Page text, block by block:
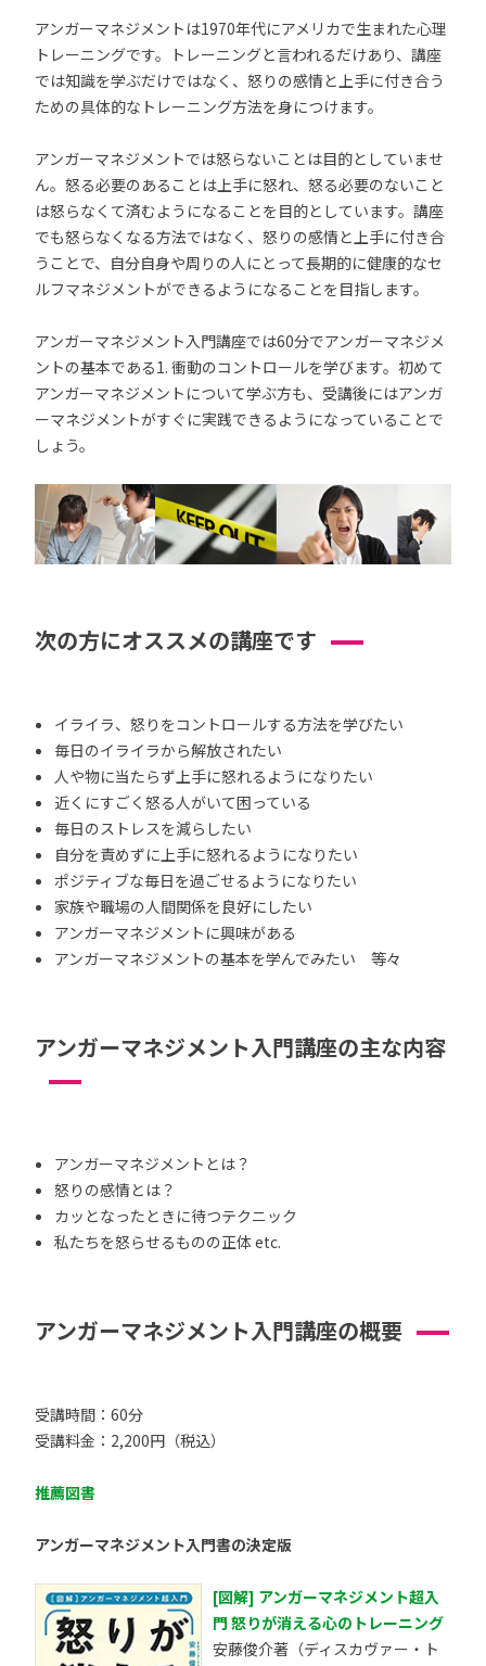
アンガーマネジメントは1970年代にアメリカで生まれた心理
トレーニングです。トレーニングと言われるだけあり、講座
では知識を学ぶだけではなく、怒りの感情と上手に付き合う
ための具体的なトレーニング方法を身につけます。
アンガーマネジメントでは怒らないことは目的としていませ
ん。怒る必要のあることは上手に怒れ、怒る必要のないこと
は怒らなくて済むようになることを目的としています。講座
でも怒らなくなる方法ではなく、怒りの感情と上手に付き合
うことで、自分自身や周りの人にとって長期的に健康的なセ
ルフマネジメントができるようになることを目指します。
アンガーマネジメント入門講座では60分でアンガーマネジメ
ントの基本である1. 衝動のコントロールを学びます。初めて
アンガーマネジメントについて学ぶ方も、受講後にはアンガ
ーマネジメントがすぐに実践できるようになっていることで
しょう。
次の方にオススメの講座です
イライラ、怒りをコントロールする方法を学びたい
毎日のイライラから解放されたい
人や物に当たらず上手に怒れるようになりたい
近くにすごく怒る人がいて困っている
毎日のストレスを減らしたい
自分を責めずに上手に怒れるようになりたい
ポジティブな毎日を過ごせるようになりたい
家族や職場の人間関係を良好にしたい
アンガーマネジメントに興味がある
アンガーマネジメントの基本を学んでみたい 等々
アンガーマネジメント入門講座の主な内容
アンガーマネジメントとは？
怒りの感情とは？
カッとなったときに待つテクニック
私たちを怒らせるものの正体 etc.
アンガーマネジメント入門講座の概要
受講時間：60分
受講料金：2,200円（税込）
推薦図書
アンガーマネジメント入門書の決定版
[図解] アンガーマネジメント超入
門 怒りが消える心のトレーニング
安藤俊介著（ディスカヴァー・ト